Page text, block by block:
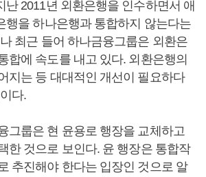
난 2011년 외환은행을 인수하면서 애
행을 하나은행과 통합하지 않는다는
최근 들어 하나금융그룹은 외환은
합에 속도를 내고 있다. 외환은행의
지는 등 대대적인 개선이 필요하다
다.
그룹은 현 윤용로 행장을 교체하고
한 것으로 보인다. 윤 행장은 통합작
추진해야 한다는 입장인 것으로 알